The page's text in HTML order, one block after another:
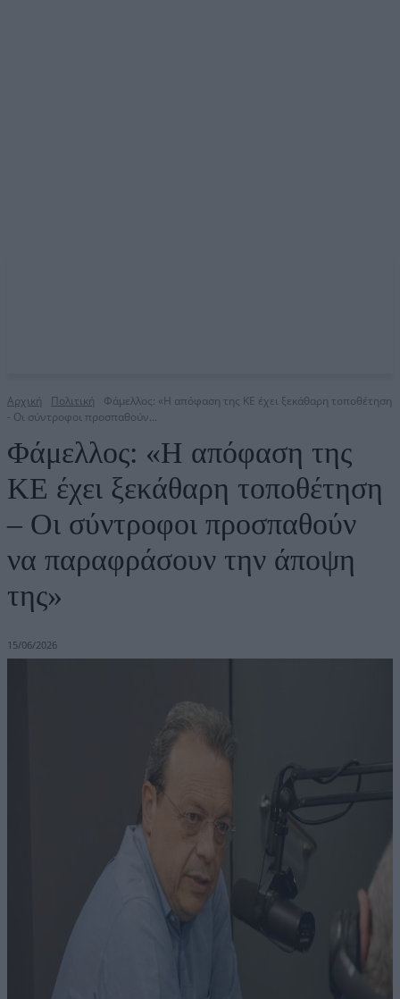
Αρχική Πολιτική
Φάμελλος: «Η απόφαση της ΚΕ έχει ξεκάθαρη τοποθέτηση
- Οι σύντροφοι προσπαθούν...
Φάμελλος: «Η απόφαση της
ΚΕ έχει ξεκάθαρη τοποθέτηση
– Οι σύντροφοι προσπαθούν
να παραφράσουν την άποψη
της»
15/06/2026